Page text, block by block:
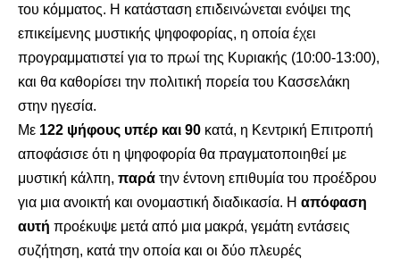
του κόμματος. Η κατάσταση επιδεινώνεται ενόψει της
επικείμενης μυστικής ψηφοφορίας, η οποία έχει
προγραμματιστεί για το πρωί της Κυριακής (10:00-13:00),
και θα καθορίσει την πολιτική πορεία του Κασσελάκη
στην ηγεσία.
Με 122 ψήφους υπέρ και 90 κατά, η Κεντρική Επιτροπή
αποφάσισε ότι η ψηφοφορία θα πραγματοποιηθεί με
μυστική κάλπη, παρά την έντονη επιθυμία του προέδρου
για μια ανοικτή και ονομαστική διαδικασία. Η απόφαση
αυτή προέκυψε μετά από μια μακρά, γεμάτη εντάσεις
συζήτηση, κατά την οποία και οι δύο πλευρές